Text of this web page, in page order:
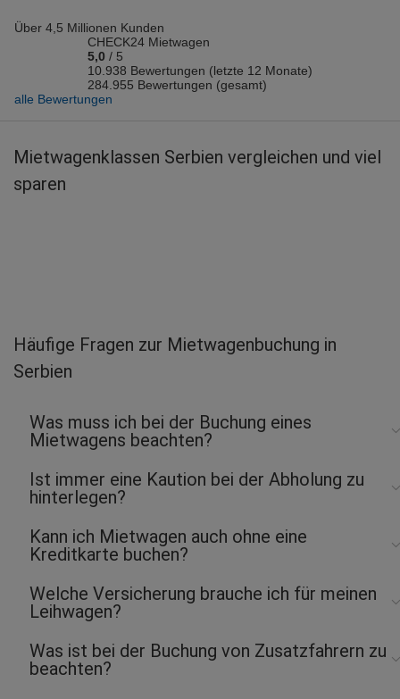
Oliver S.
abgegeben am 04.08.2026
Abholort: Belgrad Flughafen
Vermieter: AutoUnion
Abholort: Belgrad Flughafen
Vermieter: Avis
Abholort: Niš Flughafen
Vermieter: Europcar
abgegeben am 01.08.2026
Abholort: Belgrad
Jelena V.
Abholort: Belgrad Flughafen
Vermieter: Flizzr
Arash S.
abgegeben am 31.07.2026
Vermieter: Abbycar
Über 4,5 Millionen Kunden
CHECK24 Mietwagen
5,0 / 5
10.938 Bewertungen (letzte 12 Monate)
284.955 Bewertungen (gesamt)
alle Bewertungen
Mietwagenklassen Serbien vergleichen und viel
sparen
Häufige Fragen zur Mietwagenbuchung in
Serbien
Was muss ich bei der Buchung eines
Mietwagens beachten?
Ist immer eine Kaution bei der Abholung zu
hinterlegen?
Kann ich Mietwagen auch ohne eine
Kreditkarte buchen?
Welche Versicherung brauche ich für meinen
Leihwagen?
Was ist bei der Buchung von Zusatzfahrern zu
beachten?